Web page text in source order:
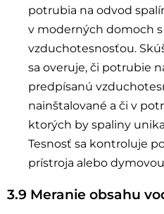
potrubia na odvod
v moderných domoch
vzduchotesnosťou.
sa overuje, či potrubie
predpísanú
nainštalované a či v
ktorých by spaliny
Tesnosť sa kontroluje
prístroja alebo
3.9 Meranie obsahu